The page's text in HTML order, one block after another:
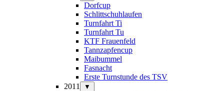
Dorfcup
Schlittschuhlaufen
Turnfahrt Ti
Turnfahrt Tu
KTF Frauenfeld
Tannzapfencup
Maibummel
Fasnacht
Erste Turnstunde des TSV
2011
▼